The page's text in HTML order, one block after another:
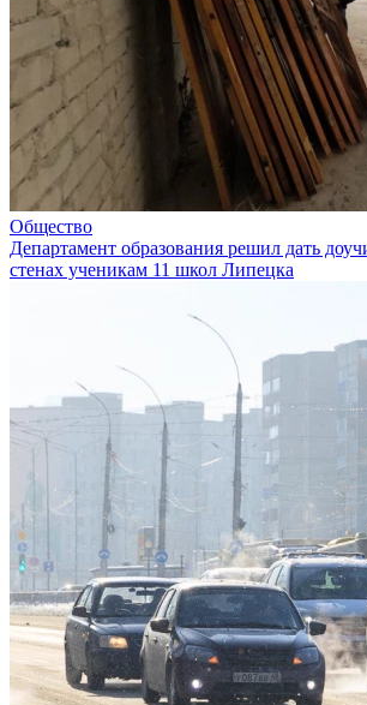
Общество
Департамент образования решил дать
стенах ученикам 11 школ Липецка